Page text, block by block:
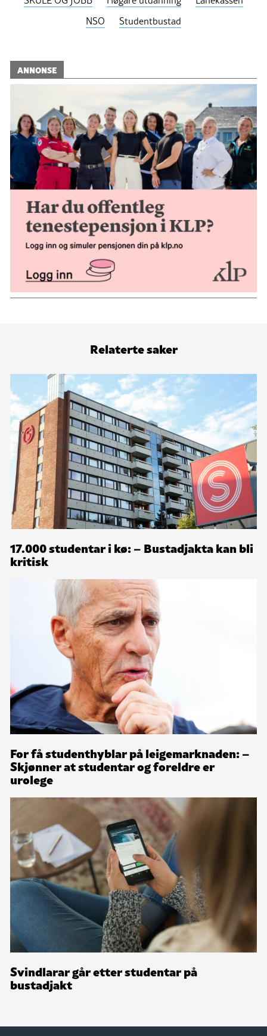
NSO
Studentbustad
ANNONSE
Relaterte saker
17.000 studentar i kø: – Bustadjakta kan bli
kritisk
For få studenthyblar på leigemarknaden: –
Skjønner at studentar og foreldre er
urolege
Svindlarar går etter studentar på
bustadjakt